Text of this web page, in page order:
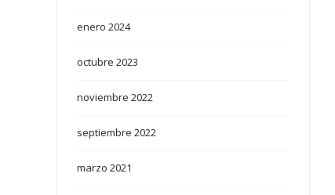
enero 2024
octubre 2023
noviembre 2022
septiembre 2022
marzo 2021